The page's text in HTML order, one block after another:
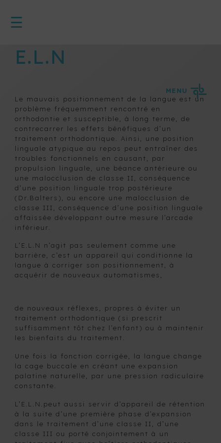
MENU
APPAREILS
APPAREILS
AMOVIBLES
D’EXPANSION
APPAREIL
CONTRE
L’APNÉE DU
SOMMEIL ET
LE
RONFLEMENT
APPAREILS
DE
SUR
BAGUES
APPAREILS
RAPIDE
APPAREILS
FONCTIONNELS
D’AVANCEMENT
MANDIBULAIRE
BIONATOR
E.L.N
☰
E.L.N
Le mauvais positionnement de la langue est un
problème fréquemment rencontré en
orthodontie et susceptible, à long terme, de
contrecarrer les effets bénéfiques d’un
traitement orthodontique. Ainsi, une position
linguale atypique au repos peut entraîner des
troubles fonctionnels en causant, par
propulsion linguale, une béance antérieure ou
une malocclusion de classe II, conséquence
d’une position linguale trop postérieure
(Dr.Balters), ou encore une malocclusion de
classe III, conséquence d’une position linguale
affaissée développant outre mesure l’arcade
inférieur.
L’E.L.N n’agit pas seulement comme une
barrière, c’est un appareil qui conditionne la
langue à corriger son positionnement, à
acquérir de nouveaux automatismes,
de nouveaux réflexes, propres à éviter un
traitement orthodontique (si prescrit
suffisamment tôt chez l’enfant) ou à maintenir
les bienfaits du traitement.
Une fois la fonction corrigée, la langue change
la cage buccale en créant une expansion
palatine naturelle, par une pression radiculaire
constante.
L’E.L.N.peut aussi servir d’appareil de rétention
à la suite d’une première phase d’expansion
dans le traitement d’une classe II, d’une
classe III ou porté conjointement à un